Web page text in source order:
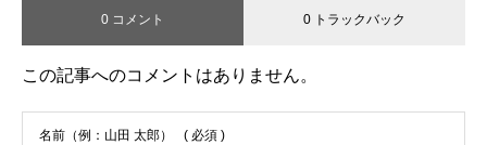
0 コメント 0 トラックバック
この記事へのコメントはありません。
名前（例：山田 太郎） ( 必須 )